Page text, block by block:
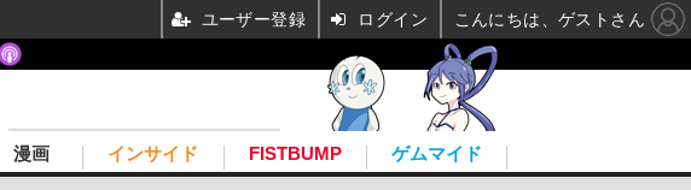
漫画 インサイド FISTBUMP ゲムマイド
ユーザー登録 ログイン こんにちは、ゲストさん